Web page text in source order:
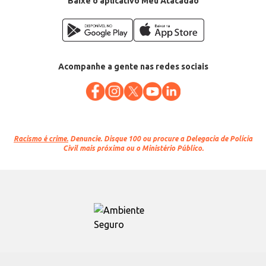
Acompanhe a gente nas redes sociais
Racismo é crime. Denuncie. Disque 100 ou procure a Delegacia de Polícia
Civil mais próxima ou o Ministério Público.